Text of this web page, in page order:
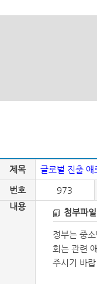
제목 글로벌 진출 애
번호 973
내용
첨부파
정부는 중
회는 관련
주시기 바랍